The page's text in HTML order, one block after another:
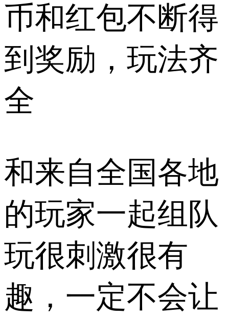
币和红包不断得
到奖励，玩法齐
全
和来自全国各地
的玩家一起组队
玩很刺激很有
趣，一定不会让